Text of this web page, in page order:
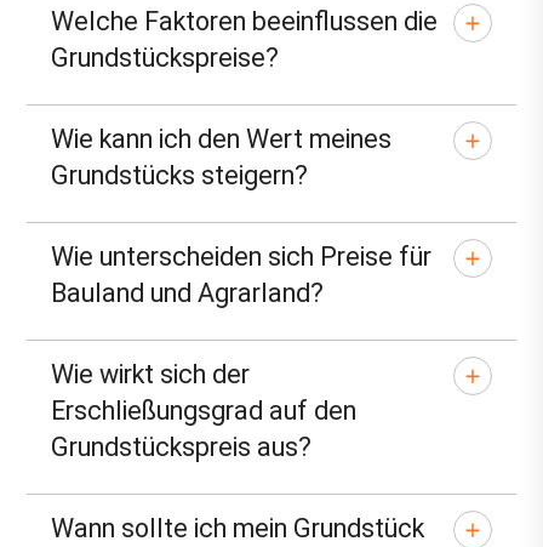
Welche Faktoren beeinflussen die
Grundstückspreise?
Wie kann ich den Wert meines
Grundstücks steigern?
Wie unterscheiden sich Preise für
Bauland und Agrarland?
Wie wirkt sich der
Erschließungsgrad auf den
Grundstückspreis aus?
Wann sollte ich mein Grundstück